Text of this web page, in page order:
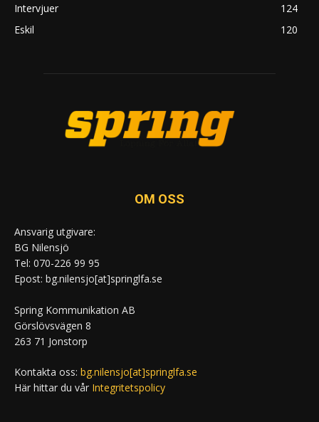
Intervjuer
124
Eskil
120
OM OSS
Ansvarig utgivare:
BG Nilensjö
Tel: 070-226 99 95
Epost: bg.nilensjo[at]springlfa.se
Spring Kommunikation AB
Görslövsvägen 8
263 71 Jonstorp
Kontakta oss: bg.nilensjo[at]springlfa.se
Här hittar du vår Integritetspolicy